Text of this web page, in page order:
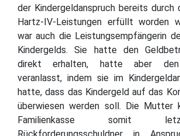
der Kindergeldanspruch bereits durch
Hartz-IV-Leistungen erfüllt worden
war auch die Leistungsempfängerin
Kindergelds. Sie hatte den
direkt erhalten, hatte aber den
veranlasst, indem sie im
hatte, dass das Kindergeld auf das
überwiesen werden soll. Die Mutter
Familienkasse somit
Rückforderungsschuldner in